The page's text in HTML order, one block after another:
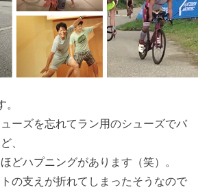
ーズを忘れてラン用のシューズでバ
、
どハプニングがあります（笑）。
の支えが折れてしまったそうなので